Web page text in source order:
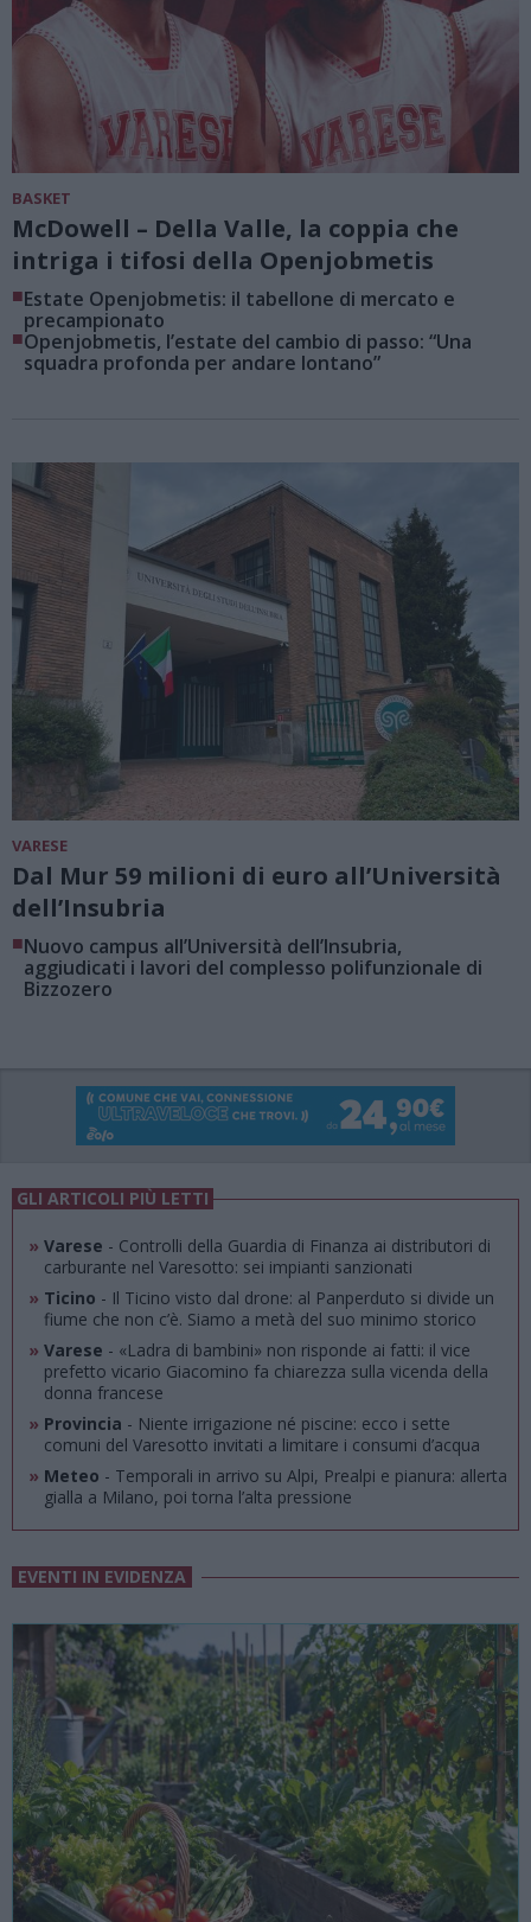
BASKET
McDowell – Della Valle, la coppia che
intriga i tifosi della Openjobmetis
■Estate Openjobmetis: il tabellone di mercato e
precampionato
■Openjobmetis, l’estate del cambio di passo: “Una
squadra profonda per andare lontano”
VARESE
Dal Mur 59 milioni di euro all’Università
dell’Insubria
■Nuovo campus all’Università dell’Insubria,
aggiudicati i lavori del complesso polifunzionale di
Bizzozero
GLI ARTICOLI PIÙ LETTI
» Varese - Controlli della Guardia di Finanza ai distributori di
carburante nel Varesotto: sei impianti sanzionati
» Ticino - Il Ticino visto dal drone: al Panperduto si divide un
fiume che non c’è. Siamo a metà del suo minimo storico
» Varese - «Ladra di bambini» non risponde ai fatti: il vice
prefetto vicario Giacomino fa chiarezza sulla vicenda della
donna francese
» Provincia - Niente irrigazione né piscine: ecco i sette
comuni del Varesotto invitati a limitare i consumi d’acqua
» Meteo - Temporali in arrivo su Alpi, Prealpi e pianura: allerta
gialla a Milano, poi torna l’alta pressione
EVENTI IN EVIDENZA